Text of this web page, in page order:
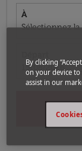
À
Sélectionnez
fc-booking-
15/08/2026
By clicking
on your device to
assist in our